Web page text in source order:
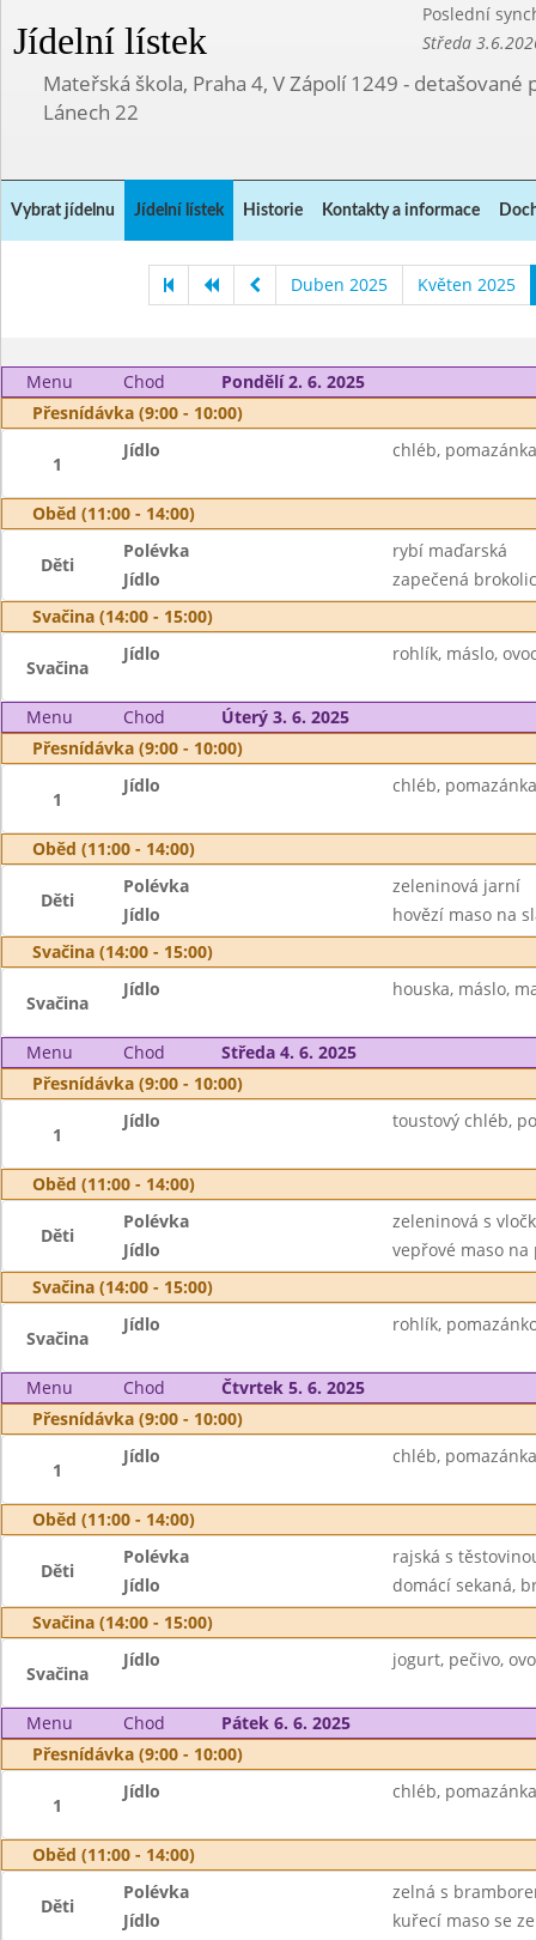
Jídelní lístek
Poslední
Středa
Mateřská škola, Praha 4, V Zápolí 1249 - detašované
Lánech 22
Vybrat jídelnu Jídelní lístek Historie Kontakty a informace
Duben 2025 Květen 2025
Menu Chod
Pondělí 2. 6. 2025
Přesnídávka (9:00 - 10:00)
1
Jídlo chléb,
Oběd (11:00 - 14:00)
Děti
Polévka
rybí maďarská
Jídlo
zapečená
Svačina (14:00 - 15:00)
Svačina
Jídlo rohlík, máslo,
Menu Chod
Úterý 3. 6. 2025
Přesnídávka (9:00 - 10:00)
1
Jídlo chléb,
Oběd (11:00 - 14:00)
Děti
Polévka
zeleninová jarní
Jídlo
hovězí maso na
Svačina (14:00 - 15:00)
Svačina
Jídlo houska, máslo,
Menu Chod
Středa 4. 6. 2025
Přesnídávka (9:00 - 10:00)
1
Jídlo toustový chléb,
Oběd (11:00 - 14:00)
Děti
Polévka
zeleninová s
Jídlo
vepřové maso na
Svačina (14:00 - 15:00)
Svačina
Jídlo rohlík,
Menu Chod
Čtvrtek 5. 6. 2025
Přesnídávka (9:00 - 10:00)
1
Jídlo chléb,
Oběd (11:00 - 14:00)
Děti
Polévka
rajská s
Jídlo
domácí sekaná,
Svačina (14:00 - 15:00)
Svačina
Jídlo jogurt, pečivo,
Menu Chod
Pátek 6. 6. 2025
Přesnídávka (9:00 - 10:00)
1
Jídlo chléb,
Oběd (11:00 - 14:00)
Děti
Polévka
zelná s
Jídlo
kuřecí maso se